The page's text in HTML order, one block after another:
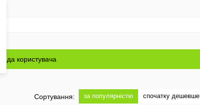
Угода користувача
Сортування: за популярністю спочатку дешевше